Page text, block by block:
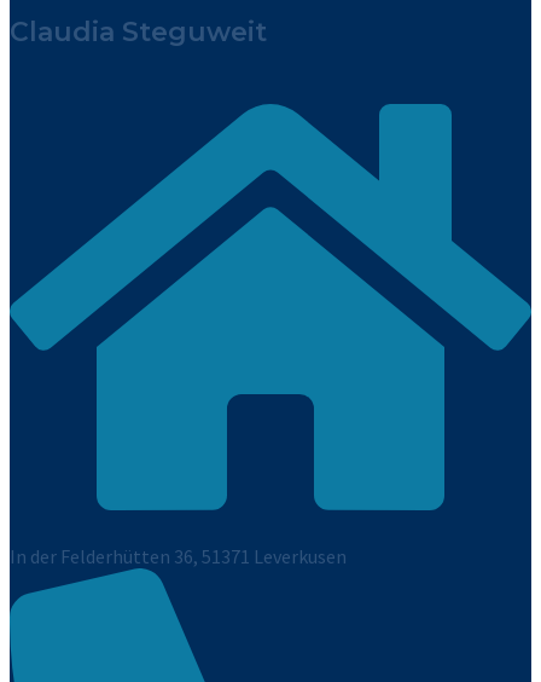
Claudia Steguweit
In der Felderhütten 36, 51371 Leverkusen